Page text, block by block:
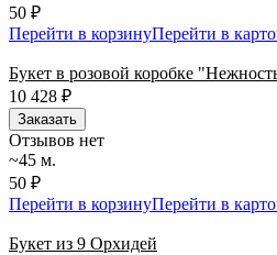
50 ₽
Перейти в корзинуПерейти в
Букет в розовой коробке
10 428 ₽
Заказать
Отзывов нет
~45 м.
50 ₽
Перейти в корзинуПерейти в
Букет из 9 Орхидей